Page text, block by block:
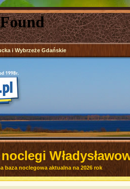
i Wybrzeże Gdańskie
noclegi
baza noclegowa aktualna na 2026 rok